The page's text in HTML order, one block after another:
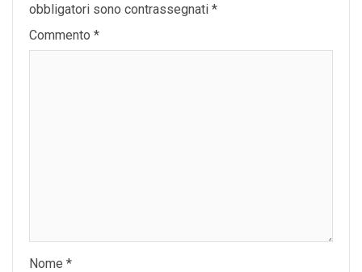
obbligatori sono contrassegnati *
Commento *
Nome *